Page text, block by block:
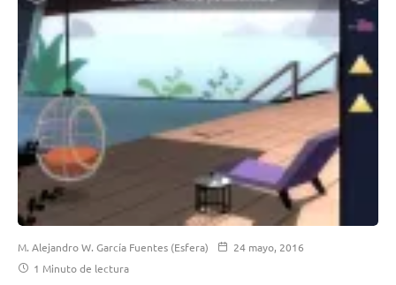
M. Alejandro W. García Fuentes (Esfera)
24 mayo, 2016
1 Minuto de lectura